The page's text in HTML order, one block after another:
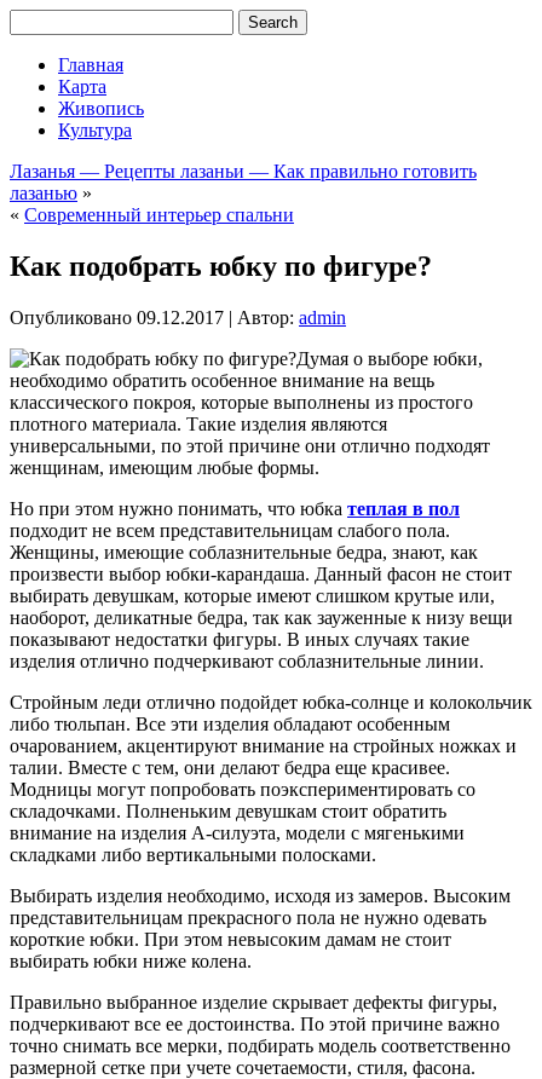
Главная
Карта
Живопись
Культура
Лазанья — Рецепты лазаньи — Как правильно готовить
лазанью »
« Современный интерьер спальни
Как подобрать юбку по фигуре?
Опубликовано 09.12.2017 | Автор: admin
Думая о выборе юбки,
необходимо обратить особенное внимание на вещь
классического покроя, которые выполнены из простого
плотного материала. Такие изделия являются
универсальными, по этой причине они отлично подходят
женщинам, имеющим любые формы.
Но при этом нужно понимать, что юбка теплая в пол
подходит не всем представительницам слабого пола.
Женщины, имеющие соблазнительные бедра, знают, как
произвести выбор юбки-карандаша. Данный фасон не стоит
выбирать девушкам, которые имеют слишком крутые или,
наоборот, деликатные бедра, так как зауженные к низу вещи
показывают недостатки фигуры. В иных случаях такие
изделия отлично подчеркивают соблазнительные линии.
Стройным леди отлично подойдет юбка-солнце и колокольчик
либо тюльпан. Все эти изделия обладают особенным
очарованием, акцентируют внимание на стройных ножках и
талии. Вместе с тем, они делают бедра еще красивее.
Модницы могут попробовать поэкспериментировать со
складочками. Полненьким девушкам стоит обратить
внимание на изделия А-силуэта, модели с мягенькими
складками либо вертикальными полосками.
Выбирать изделия необходимо, исходя из замеров. Высоким
представительницам прекрасного пола не нужно одевать
короткие юбки. При этом невысоким дамам не стоит
выбирать юбки ниже колена.
Правильно выбранное изделие скрывает дефекты фигуры,
подчеркивают все ее достоинства. По этой причине важно
точно снимать все мерки, подбирать модель соответственно
размерной сетке при учете сочетаемости, стиля, фасона.